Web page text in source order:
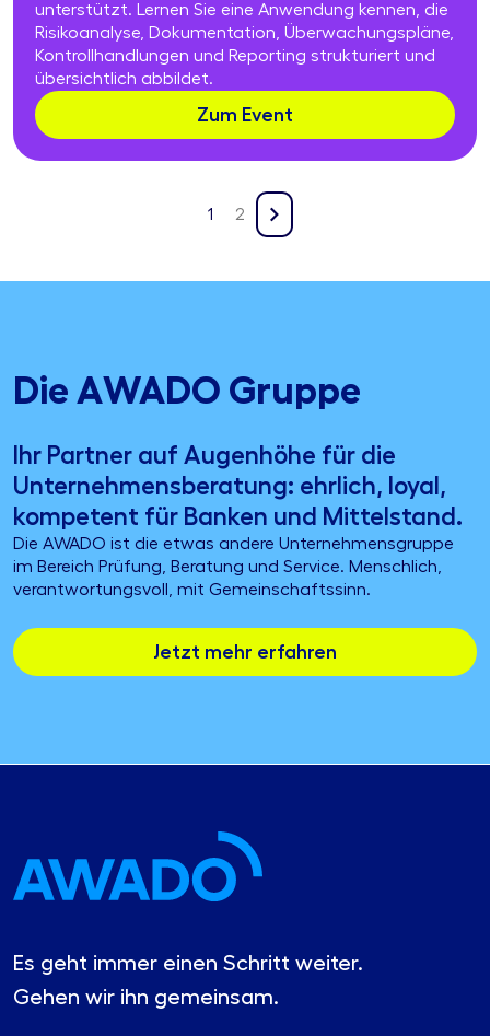
unterstützt. Lernen Sie eine Anwendung kennen, die
Risikoanalyse, Dokumentation, Überwachungspläne,
Kontrollhandlungen und Reporting strukturiert und
übersichtlich abbildet.
Zum Event
1 2
Die AWADO Gruppe
Ihr Partner auf Augenhöhe für die
Unternehmensberatung: ehrlich, loyal,
kompetent für Banken und Mittelstand.
Die AWADO ist die etwas andere Unternehmensgruppe
im Bereich Prüfung, Beratung und Service. Menschlich,
verantwortungsvoll, mit Gemeinschaftssinn.
Jetzt mehr erfahren
Es geht immer einen Schritt weiter.
Gehen wir ihn gemeinsam.